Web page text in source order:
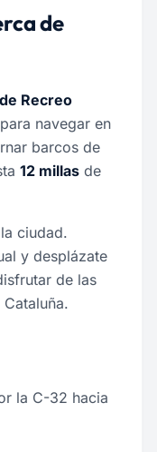
de
Recreo
navegar en
barcos de
12 millas de
ciudad.
y desplázate
de las
la C-32 hacia